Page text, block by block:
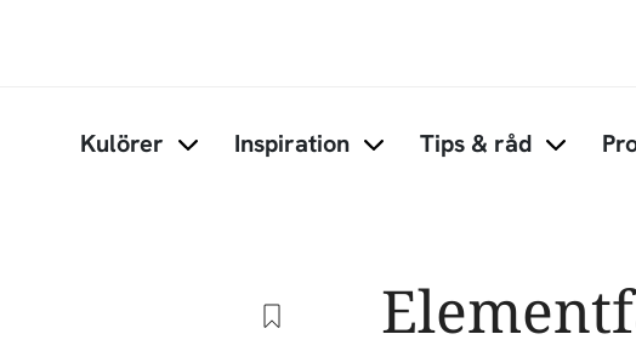
Kulörer Inspiration Tips & råd